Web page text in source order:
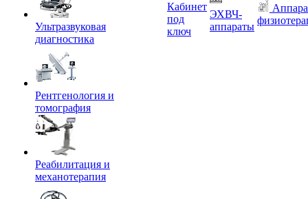
Ультразвуковая
диагностика
Рентгенология и
томография
Реабилитация и
механотерапия
Кабинет
под
ключ
ЭХВЧ-
аппараты